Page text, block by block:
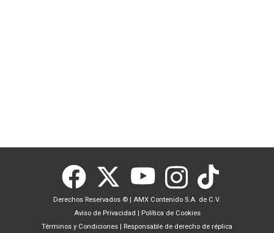
Derechos Reservados © | AMX Contenido S.A. de C.V.
Aviso de Privacidad | Política de Cookies
Términos y Condiciones | Responsable de derecho de réplica